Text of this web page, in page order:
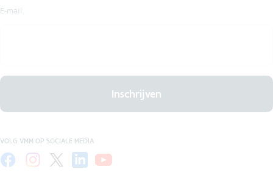
E-mail
Inschrijven
VOLG VMM OP SOCIALE MEDIA